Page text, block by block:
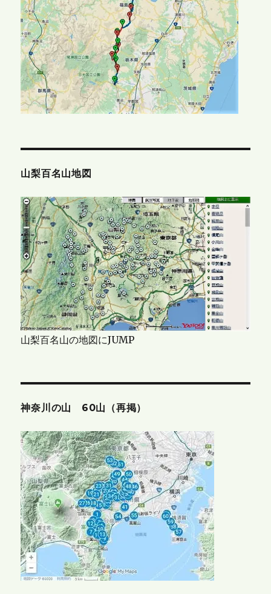
山梨百名山地図
山梨百名山の地図にJUMP
神奈川の山 60山（再掲）